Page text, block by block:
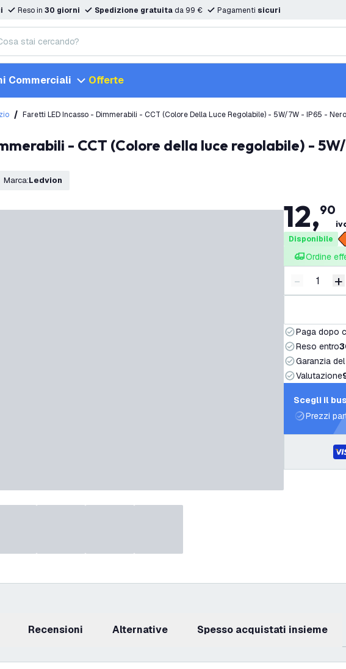
Reso in 30 giorni Spedizione gratuita da 99 € Pagamenti sicuri
Commerciali Offerte
Faretti LED Incasso - Dimmerabili - CCT (Colore Della Luce Regolabile) - 5W/7W - IP65 -
Marca: Ledvion
12,90
Disponibile
Ordine
Riduci
- +
Paga dopo
Reso entro
Garanzia
Valutazione
Scegli il
Prezzi
recensioni Alternative Spesso acquistati insieme